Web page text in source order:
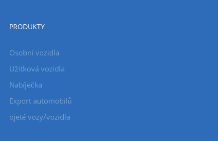
PRODUKTY
Osobní vozidla
Užitková vozidla
Nabíječka
Export automobilů
ojeté vozy/vozidla